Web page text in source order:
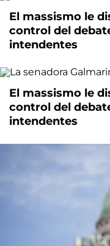
El massismo le
control del
intendentes
El massismo le
control del
intendentes